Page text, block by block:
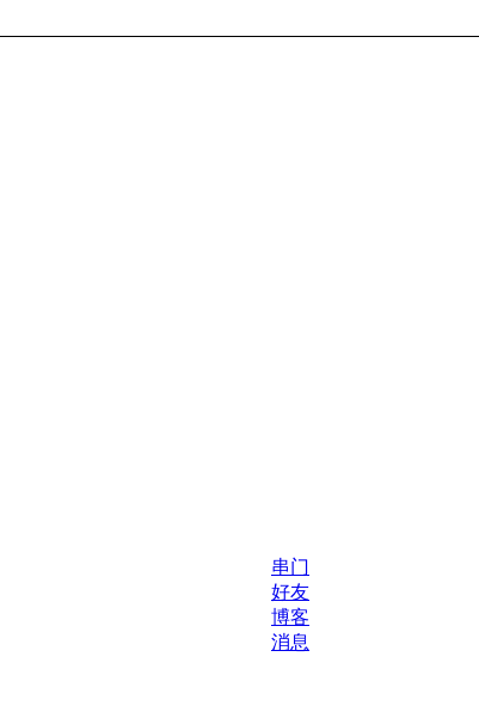
串门
好友
博客
消息